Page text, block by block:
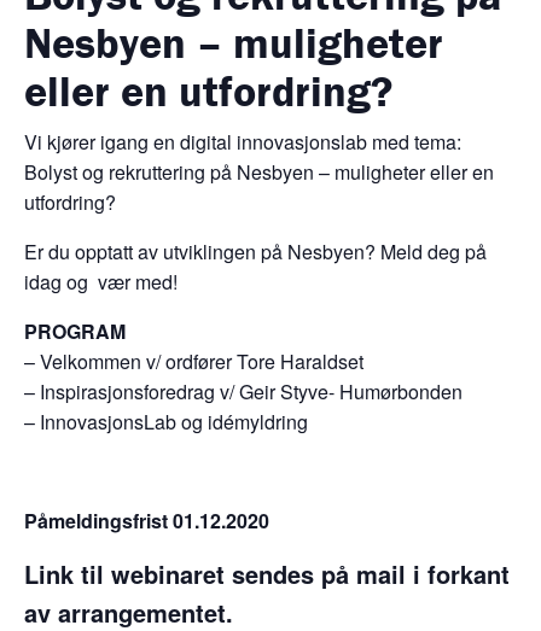
Nesbyen – muligheter
eller en utfordring?
Vi kjører igang en digital innovasjonslab med tema:
Bolyst og rekruttering på Nesbyen – muligheter eller en
utfordring?
Er du opptatt av utviklingen på Nesbyen? Meld deg på
idag og vær med!
PROGRAM
– Velkommen v/ ordfører Tore Haraldset
– Inspirasjonsforedrag v/ Geir Styve- Humørbonden
– InnovasjonsLab og idémyldring
Påmeldingsfrist 01.12.2020
Link til webinaret sendes på mail i forkant
av arrangementet.